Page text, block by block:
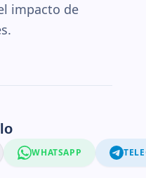
impacto de
WHATSAPP